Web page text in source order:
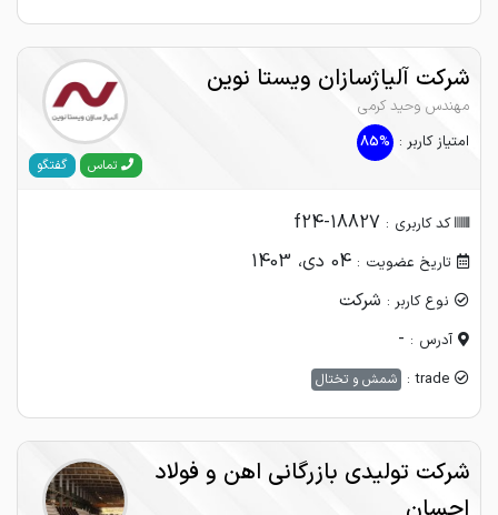
شرکت آلیاژسازان ویستا نوین
مهندس وحید کرمی
امتیاز کاربر : 85%
تماس گفتگو
کد کاربری : f24-18827
تاریخ عضویت : 04 دی، 1403
نوع کاربر : شرکت
آدرس : -
trade : شمش و تختال
شرکت تولیدی بازرگانی اهن و فولاد